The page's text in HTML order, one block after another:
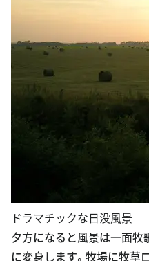
ドラマチックな日没風景
夕方になると風景は一面
に変身します。牧場に牧草